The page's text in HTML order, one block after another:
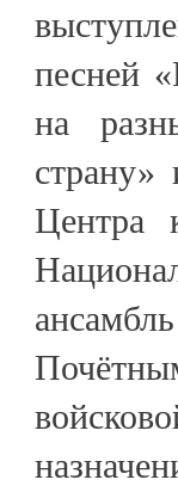
песней
на
страну»
Центра